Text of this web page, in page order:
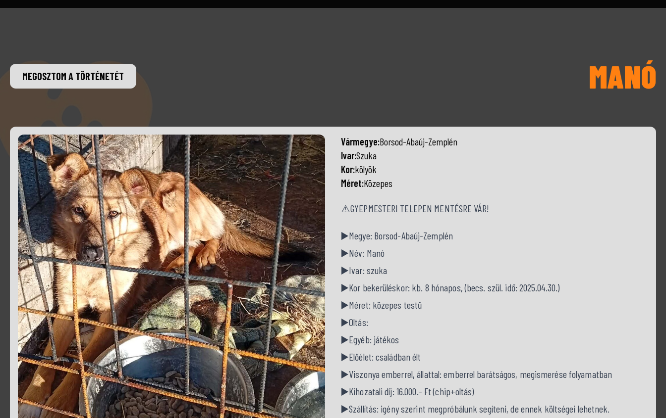
MEGOSZTOM A TÖRTÉNETÉT MANÓ
Vármegye:Borsod-Abaúj-Zemplén
Ivar:Szuka
Kor:kölyök
Méret:Közepes
⚠️GYEPMESTERI TELEPEN MENTÉSRE VÁR!
▶️Megye: Borsod-Abaúj-Zemplén
▶️Név: Manó
▶️Ivar: szuka
▶️Kor bekerüléskor: kb. 8 hónapos, (becs. szül. idő: 2025.04.30.)
▶️Méret: közepes testű
▶️Oltás:
▶️Egyéb: játékos
▶️Előélet: családban élt
▶️Viszonya emberrel, állattal: emberrel barátságos, megismerése folyamatban
▶️Kihozatali díj: 16.000.- Ft (chip+oltás)
▶️Szállítás: igény szerint megpróbálunk segíteni, de ennek költségei lehetnek.